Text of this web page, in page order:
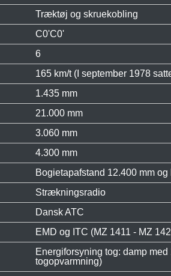
Træktøj og skruekobling
C0'C0'
6
165 km/t (I september 1978
1.435 mm
21.000 mm
3.060 mm
4.300 mm
Bogietapafstand 12.400 mm
Strækningsradio
Dansk ATC
EMD og ITC (MZ 1411 - MZ
Energiforsyning tog: damp
togopvarmning)